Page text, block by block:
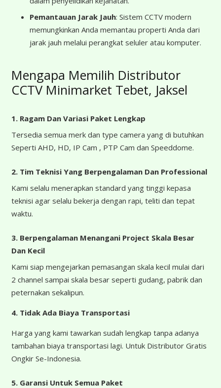
Pemantauan Jarak Jauh: Sistem CCTV modern
memungkinkan Anda memantau properti Anda dari
jarak jauh melalui perangkat seluler atau komputer.
Mengapa Memilih Distributor
CCTV Minimarket Tebet, Jaksel
1. Ragam Dan Variasi Paket Lengkap
Tersedia semua merk dan type camera yang di butuhkan
Seperti AHD, HD, IP Cam , PTP Cam dan Speeddome.
2. Tim Teknisi Yang Berpengalaman Dan Professional
Kami selalu menerapkan standard yang tinggi kepasa
teknisi agar selalu bekerja dengan rapi, teliti dan tepat
waktu.
3. Berpengalaman Menangani Project Skala Besar
Dan Kecil
Kami siap mengejarkan pemasangan skala kecil mulai dari
2 channel sampai skala besar seperti gudang, pabrik dan
peternakan sekalipun.
4. Tidak Ada Biaya Transportasi
Harga yang kami tawarkan sudah lengkap tanpa adanya
tambahan biaya transportasi lagi. Untuk Distributor Gratis
Ongkir Se-Indonesia.
5. Garansi Untuk Semua Paket